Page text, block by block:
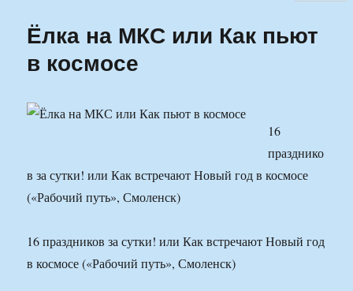
песни
Ёлка на МКС или Как пьют
в космосе
16
празднико
в за сутки! или Как встречают Новый год в космосе
(«Рабочий путь», Смоленск)
16 праздников за сутки! или Как встречают Новый год
в космосе («Рабочий путь», Смоленск)